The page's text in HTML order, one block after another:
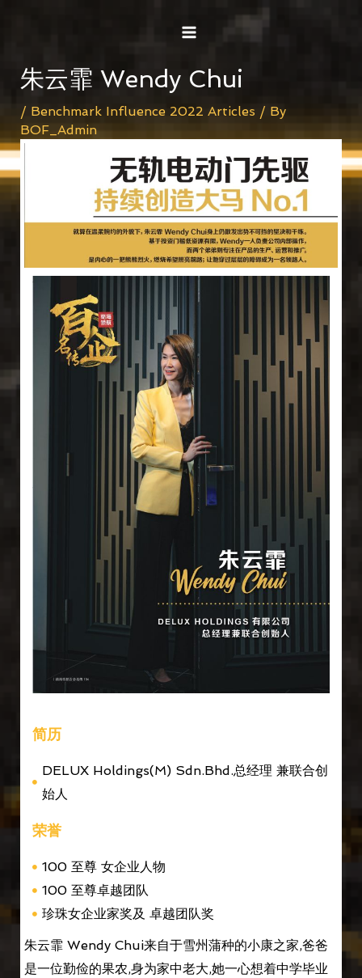
朱云霏 Wendy Chui
/ Benchmark Influence 2022 Articles/ By
BOF_Admin
简历
DELUX Holdings(M) Sdn.Bhd.总经理 兼联合创
始人
荣誉
100 至尊 女企业人物
100 至尊卓越团队
珍珠女企业家奖及 卓越团队奖
朱云霏 Wendy Chui来自于雪州蒲种的小康之家,爸爸
是一位勤俭的果农,身为家中老大,她一心想着中学毕业